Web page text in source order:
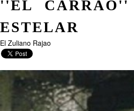
''EL CARRAO''
ESTELAR
El Zuliano Rajao